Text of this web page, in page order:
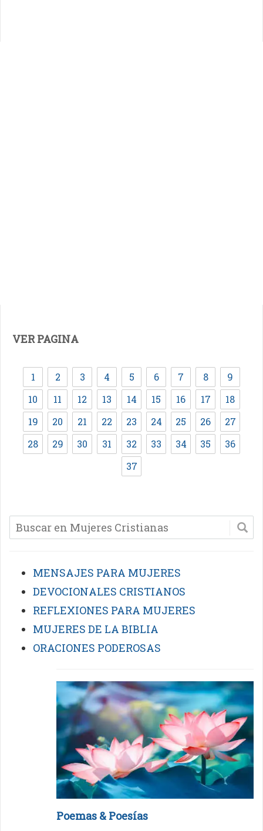
VER PAGINA
1 2 3 4 5 6 7 8
9
10
11 12 13 14 15 16 17
18
19
20 21 22 23 24 25 26
27
28
29 30 31 32 33 34 35
36
37
MENSAJES PARA MUJERES
DEVOCIONALES CRISTIANOS
REFLEXIONES PARA MUJERES
MUJERES DE LA BIBLIA
ORACIONES PODEROSAS
Poemas & Poesías